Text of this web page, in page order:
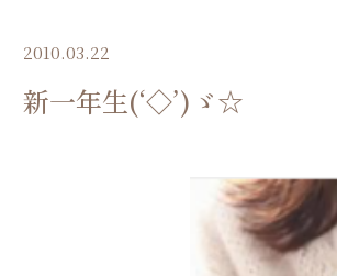
2010.03.22
新一年生(‘◇’)ゞ☆